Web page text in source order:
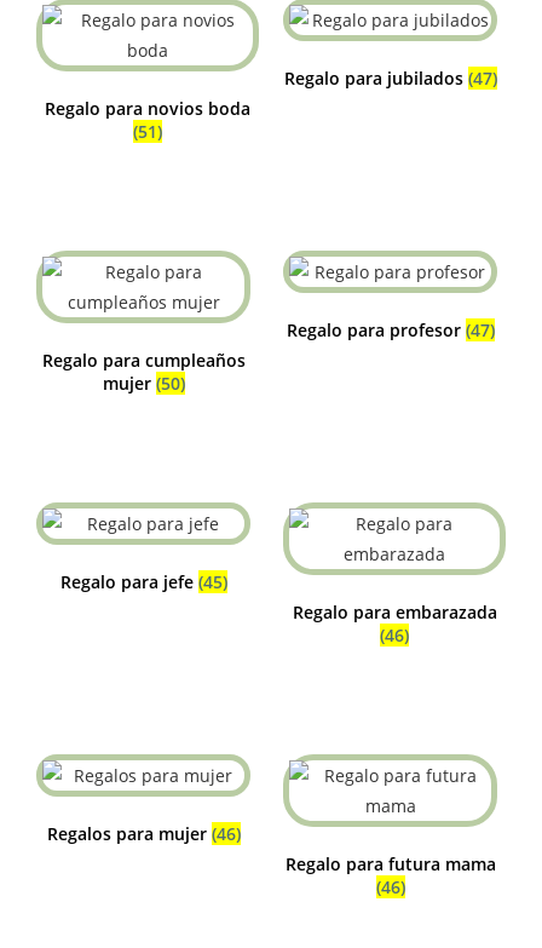
Regalo para novios boda
(51)
Regalo para jubilados (47)
Regalo para cumpleaños
mujer (50)
Regalo para profesor (47)
Regalo para jefe (45)
Regalo para embarazada
(46)
Regalos para mujer (46)
Regalo para futura mama
(46)